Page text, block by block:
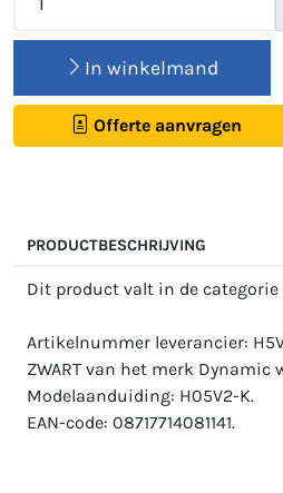
In winkelmand
Offerte aanvragen
PRODUCTBESCHRIJVING
Dit product valt in de categorie
Artikelnummer leverancier:
ZWART van het merk Dynamic
Modelaanduiding: H05V2-K.
EAN-code: 08717714081141.